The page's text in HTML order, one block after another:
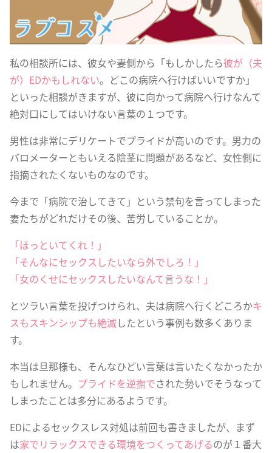
私の相談所には、彼女や妻側から「もしかしたら彼が（夫
が）EDかもしれない。どこの病院へ行けばいいですか」
といった相談がきますが、彼に向かって病院へ行けなんて
絶対口にしてはいけない言葉の１つです。
男性は非常にデリケートでプライドが高いのです。男力の
バロメーターともいえる陰茎に問題があるなど、女性側に
指摘されたくないものなのです。
今まで「病院で治してきて」という禁句を言ってしまった
妻たちがどれだけその後、苦労していることか。
「ほっといてくれ！」
「そんなにセックスしたいなら外でしろ！」
「女のくせにセックスしたいなんて言うな！」
とツラい言葉を投げつけられ、夫は病院へ行くどころかキ
スもスキンシップも絶滅したという事例も数多くありま
す。
本当は旦那様も、そんなひどい言葉は言いたくなかったか
もしれません。 プライドを逆撫でされた勢いでそうなって
しまったことは多分にあるようです。
EDによるセックスレス対処は前回も書きましたが、まず
は家でリラックスできる環境をつくってあげるのが１番大